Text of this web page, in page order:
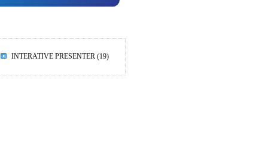
INTERATIVE PRESENTER (19)